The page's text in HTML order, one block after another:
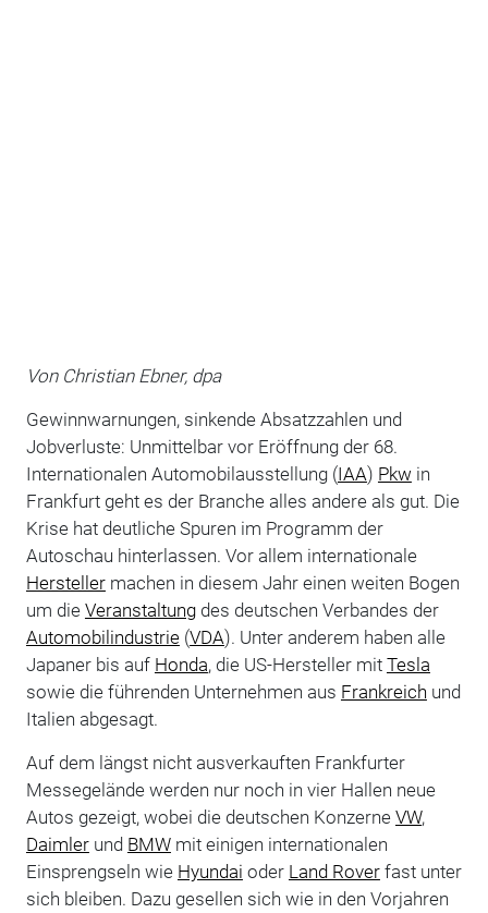
Von Christian Ebner, dpa
Gewinnwarnungen, sinkende Absatzzahlen und
Jobverluste: Unmittelbar vor Eröffnung der 68.
Internationalen Automobilausstellung (IAA) Pkw in
Frankfurt geht es der Branche alles andere als gut. Die
Krise hat deutliche Spuren im Programm der
Autoschau hinterlassen. Vor allem internationale
Herstellermachen in diesem Jahr einen weiten Bogen
um die Veranstaltungdes deutschen Verbandes der
Automobilindustrie(VDA). Unter anderem haben alle
Japaner bis auf Honda, die US-Hersteller mit Tesla
sowie die führenden Unternehmen aus Frankreich und
Italien abgesagt.
Auf dem längst nicht ausverkauften Frankfurter
Messegelände werden nur noch in vier Hallen neue
Autos gezeigt, wobei die deutschen Konzerne VW,
Daimlerund BMWmit einigen internationalen
Einsprengseln wie Hyundai oder Land Roverfast unter
sich bleiben. Dazu gesellen sich wie in den Vorjahren